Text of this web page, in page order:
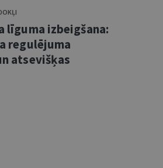
līguma izbeigšana:
regulējuma
atsevišķas